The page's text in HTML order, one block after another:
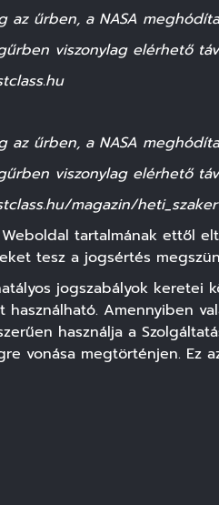
az űrben, a NASA
viszonylag elérhető
az űrben, a NASA
viszonylag elérhető
magazin/
tartalmának ettől
tesz a jogsértés
jogszabályok keretei
használható. Amennyiben
használja a
vonása megtörténjen. Ez